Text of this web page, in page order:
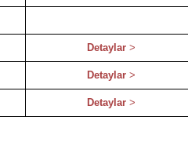
Detaylar>
Detaylar>
Detaylar>